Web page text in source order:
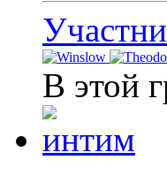
В этой